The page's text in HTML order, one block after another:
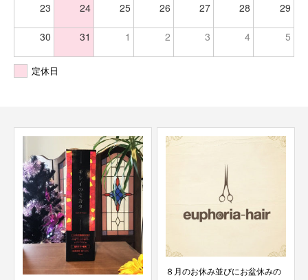
23 24 25 26 27 28 29
30 31 1 2 3 4 5
定休日
８月のお休み並びにお盆休みの